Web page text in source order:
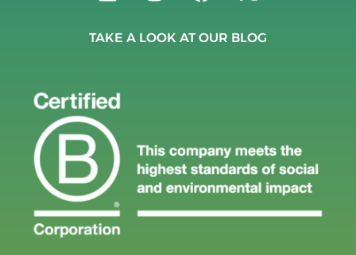
TAKE A LOOK AT OUR BLOG